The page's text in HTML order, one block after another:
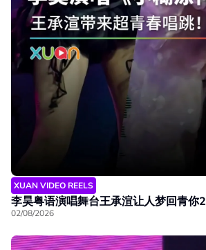
XUAN VIDEO REELS
李昊粤语演唱舞台王承渲让人梦回青你2
02/08/2026